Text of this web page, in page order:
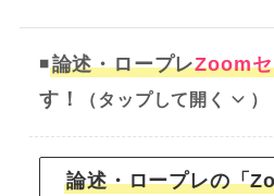
◾️論述・ロープレZoom
す！
（タップして開く ）
論述・ロープレの「